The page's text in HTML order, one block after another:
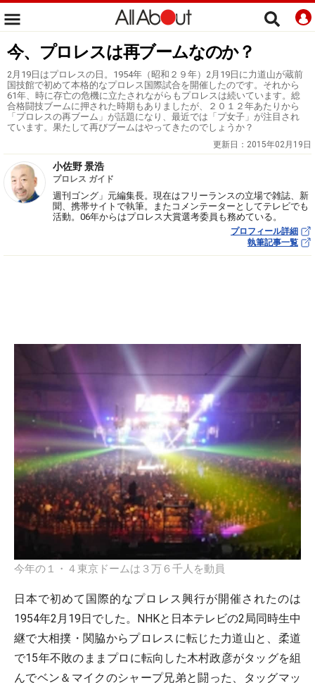
今、プロレスは再ブームなのか？
2月19日はプロレスの日。1954年（昭和２９年）2月19日に力道山が蔵前
国技館で初めて本格的なプロレス国際試合を開催したのです。それから
61年、時に存亡の危機に立たされながらもプロレスは続いています。総
合格闘技ブームに押された時期もありましたが、２０１２年あたりから
「プロレスの再ブーム」が話題になり、最近では「プ女子」が注目され
ています。果たして再びブームはやってきたのでしょうか？
更新日： 2015年02月19日
小佐野 景浩
プロレス ガイド
週刊ゴング」元編集長。現在はフリーランスの立場で雑誌、新
聞、携帯サイトで執筆。またコメンテーターとしてテレビでも
活動。06年からはプロレス大賞選考委員も務めている。
プロフィール詳細
執筆記事一覧
今年の１・４東京ドームは３万６千人を動員
日本で初めて国際的なプロレス興行が開催されたのは
1954年2月19日でした。NHKと日本テレビの2局同時生中
継で大相撲・関脇からプロレスに転じた力道山と、柔道
で15年不敗のままプロに転向した木村政彦がタッグを組
んでベン＆マイクのシャープ兄弟と闘った、タッグマッ